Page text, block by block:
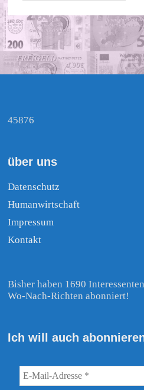
45876
über uns
Datenschutz
Humanwirtschaft
Impressum
Kontakt
Bisher haben 1690 Interessenten
Wo-Nach-Richten abonniert!
Ich will auch